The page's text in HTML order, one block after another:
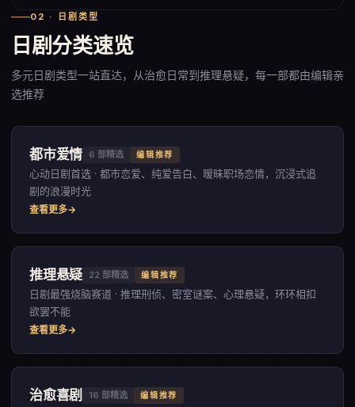
02 · 日剧类型
日剧分类速览
多元日剧类型一站直达，从治愈日常到推理悬疑，每一部都由编辑亲
选推荐
都市爱情 6 部精选 编辑推荐
心动日剧首选 · 都市恋爱、纯爱告白、暧昧职场恋情，沉浸式追
剧的浪漫时光
查看更多
推理悬疑 22 部精选 编辑推荐
日剧最强烧脑赛道 · 推理刑侦、密室谜案、心理悬疑，环环相扣
欲罢不能
查看更多
治愈喜剧 16 部精选 编辑推荐